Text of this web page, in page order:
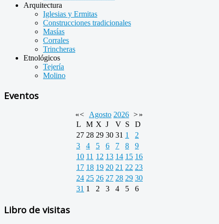
Arquitectura
Iglesias y Ermitas
Construcciones tradicionales
Masías
Corrales
Trincheras
Etnológicos
Tejería
Molino
Eventos
«< Agosto 2026 >»
L
M X J V S
D
27 28 29 30 31 1
2
3
4 5 6 7 8
9
10 11 12 13 14 15 16
17 18 19 20 21 22 23
24 25 26 27 28 29 30
31 1 2 3 4 5 6
Libro de visitas